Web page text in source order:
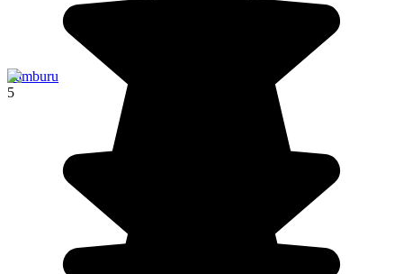
Samburu
5